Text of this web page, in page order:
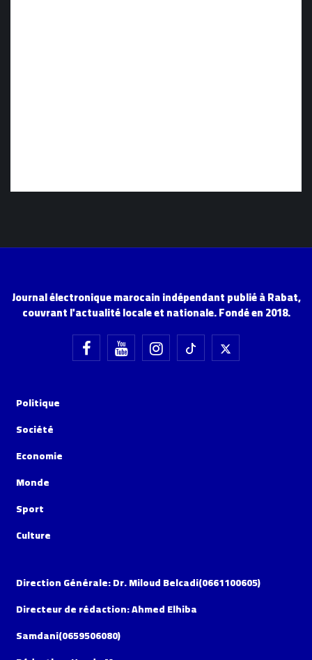
Journal électronique marocain indépendant publié à Rabat,
couvrant l'actualité locale et nationale. Fondé en 2018.
Politique
Société
Economie
Monde
Sport
Culture
Direction Générale: Dr. Miloud Belcadi(0661100605)
Directeur de rédaction: Ahmed Elhiba
Samdani(0659506080)